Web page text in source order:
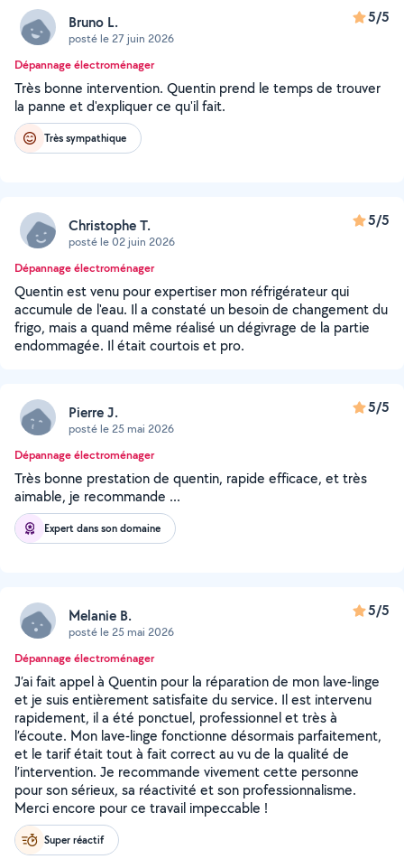
Bruno L.
posté le 27 juin 2026
5/5
Dépannage électroménager
Très bonne intervention. Quentin prend le temps de trouver
la panne et d'expliquer ce qu'il fait.
Très sympathique
Christophe T.
posté le 02 juin 2026
5/5
Dépannage électroménager
Quentin est venu pour expertiser mon réfrigérateur qui
accumule de l'eau. Il a constaté un besoin de changement du
frigo, mais a quand même réalisé un dégivrage de la partie
endommagée. Il était courtois et pro.
Pierre J.
posté le 25 mai 2026
5/5
Dépannage électroménager
Très bonne prestation de quentin, rapide efficace, et très
aimable, je recommande ...
Expert dans son domaine
Melanie B.
posté le 25 mai 2026
5/5
Dépannage électroménager
J’ai fait appel à Quentin pour la réparation de mon lave-linge
et je suis entièrement satisfaite du service. Il est intervenu
rapidement, il a été ponctuel, professionnel et très à
l’écoute. Mon lave-linge fonctionne désormais parfaitement,
et le tarif était tout à fait correct au vu de la qualité de
l’intervention. Je recommande vivement cette personne
pour son sérieux, sa réactivité et son professionnalisme.
Merci encore pour ce travail impeccable !
Super réactif